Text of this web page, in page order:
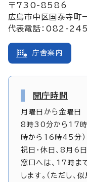
〒730-8586
広島市中区国泰寺
代表電話：082-
庁舎案内
開庁時間
月曜日から金曜日
8時30分から17時
時から16時45分）
祝日・休日、8月6
窓口へは、17時ま
します。（ただし